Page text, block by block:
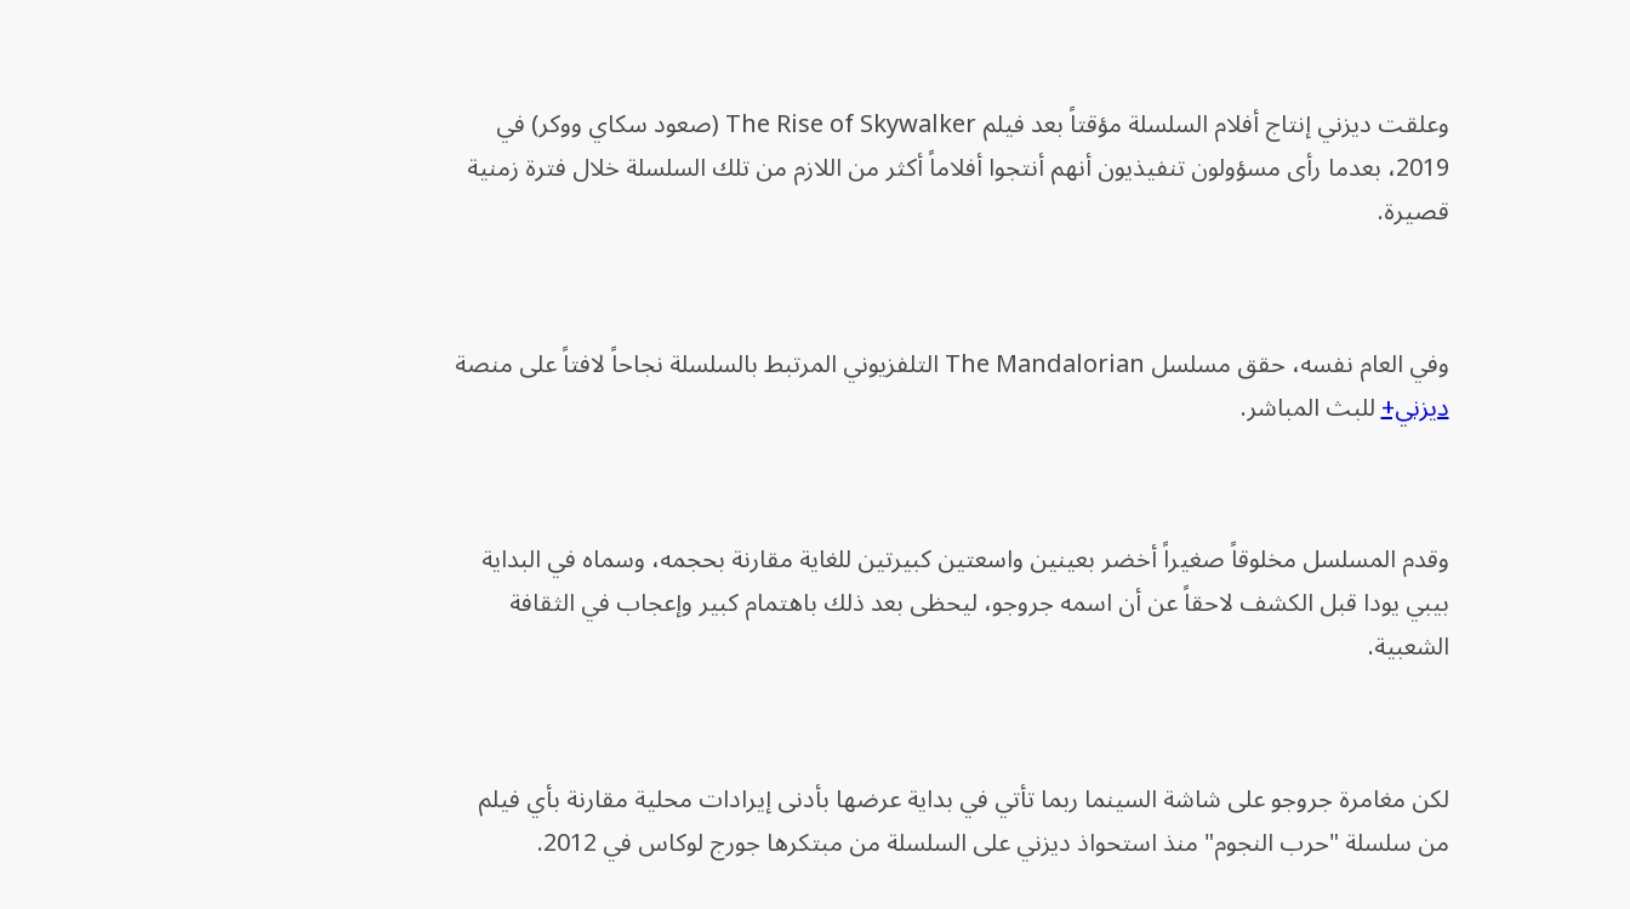
وعلقت ديزني إنتاج أفلام السلسلة مؤقتاً بعد فيلم The Rise of Skywalker (صعود سكاي ووكر) في
2019، بعدما رأى مسؤولون تنفيذيون أنهم أنتجوا أفلاماً أكثر من اللازم من تلك السلسلة خلال فترة زمنية
قصيرة.
وفي العام نفسه، حقق مسلسل The Mandalorian التلفزيوني المرتبط بالسلسلة نجاحاً لافتاً على منصة
ديزني+للبث المباشر.
وقدم المسلسل مخلوقاً صغيراً أخضر بعينين واسعتين كبيرتين للغاية مقارنة بحجمه، وسماه في البداية
بيبي يودا قبل الكشف لاحقاً عن أن اسمه جروجو، ليحظى بعد ذلك باهتمام كبير وإعجاب في الثقافة
الشعبية.
لكن مغامرة جروجو على شاشة السينما ربما تأتي في بداية عرضها بأدنى إيرادات محلية مقارنة بأي فيلم
من سلسلة "حرب النجوم" منذ استحواذ ديزني على السلسلة من مبتكرها جورج لوكاس في 2012.